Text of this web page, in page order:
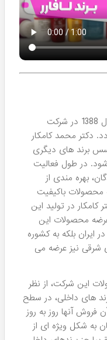
۲,۴۸۹,۸۰۰ تومان
سرم ضد وز مو لافارر مدل Anti-
Frizz
۱,۳۴۹,۸۰۰ تومان